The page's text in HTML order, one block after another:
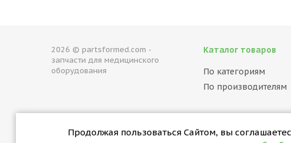
Продолжая пользоваться Сайтом, вы
2026 © partsformed.com -
запчасти для медицинского
оборудования
Каталог товаров
По категориям
По производителям